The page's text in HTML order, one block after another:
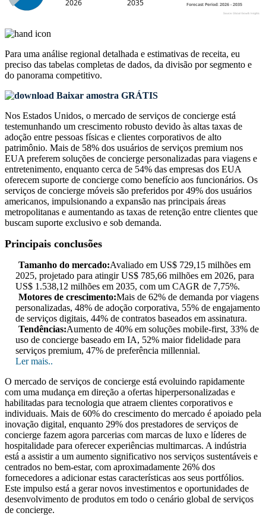
Para uma análise regional detalhada e estimativas de receita, eu
preciso das tabelas completas de dados, da divisão por segmento e
do panorama competitivo.
Baixar amostra GRÁTIS
Nos Estados Unidos, o mercado de serviços de concierge está
testemunhando um crescimento robusto devido às altas taxas de
adoção entre pessoas físicas e clientes corporativos de alto
patrimônio. Mais de 58% dos usuários de serviços premium nos
EUA preferem soluções de concierge personalizadas para viagens e
entretenimento, enquanto cerca de 54% das empresas dos EUA
oferecem suporte de concierge como benefício aos funcionários. Os
serviços de concierge móveis são preferidos por 49% dos usuários
americanos, impulsionando a expansão nas principais áreas
metropolitanas e aumentando as taxas de retenção entre clientes que
buscam suporte exclusivo e sob demanda.
Principais conclusões
Tamanho do mercado:Avaliado em US$ 729,15 milhões em
2025, projetado para atingir US$ 785,66 milhões em 2026, para
US$ 1.538,12 milhões em 2035, com um CAGR de 7,75%.
Motores de crescimento:Mais de 62% de demanda por viagens
personalizadas, 48% de adoção corporativa, 55% de engajamento
de serviços digitais, 44% de contratos baseados em assinatura.
Tendências:Aumento de 40% em soluções mobile-first, 33% de
uso de concierge baseado em IA, 52% maior fidelidade para
serviços premium, 47% de preferência millennial.
Ler mais..
O mercado de serviços de concierge está evoluindo rapidamente
com uma mudança em direção a ofertas hiperpersonalizadas e
habilitadas para tecnologia que atraem clientes corporativos e
individuais. Mais de 60% do crescimento do mercado é apoiado pela
inovação digital, enquanto 29% dos prestadores de serviços de
concierge fazem agora parcerias com marcas de luxo e líderes de
hospitalidade para oferecer experiências multimarcas. A indústria
está a assistir a um aumento significativo nos serviços sustentáveis ​​e
centrados no bem-estar, com aproximadamente 26% dos
fornecedores a adicionar estas características aos seus portfólios.
Este impulso está a gerar novos investimentos e oportunidades de
desenvolvimento de produtos em todo o cenário global de serviços
de concierge.